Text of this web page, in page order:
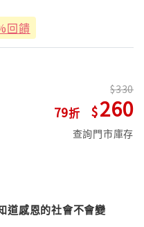
回饋
79
330
260
查詢門市庫存
道感恩的社會不會變